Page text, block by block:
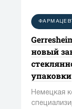
новый
упаковки
Немецкая